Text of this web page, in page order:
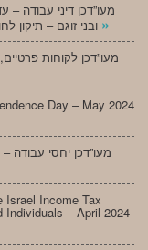
מעו”דכן דיני עבודה
»
מעו”דכן לקוחות
Day – May 2024
מעו”דכן יחסי עבודה
Israel Income Tax
Individuals – April 2024